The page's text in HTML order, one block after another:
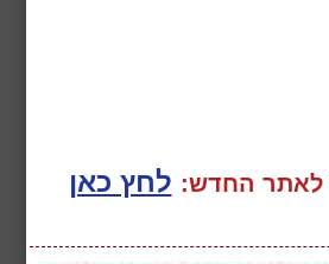
לאתר החדש: לחץ כאן